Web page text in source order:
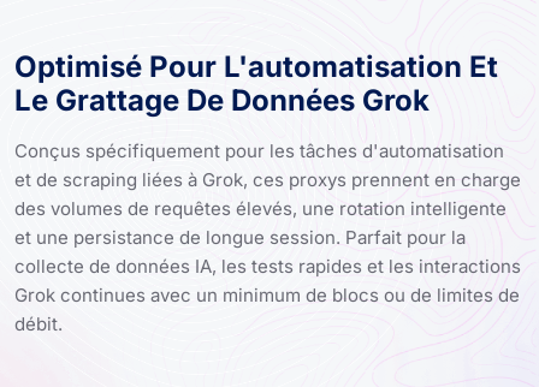
Optimisé Pour L'automatisation Et
Le Grattage De Données Grok
Conçus spécifiquement pour les tâches d'automatisation
et de scraping liées à Grok, ces proxys prennent en charge
des volumes de requêtes élevés, une rotation intelligente
et une persistance de longue session. Parfait pour la
collecte de données IA, les tests rapides et les interactions
Grok continues avec un minimum de blocs ou de limites de
débit.